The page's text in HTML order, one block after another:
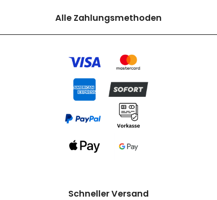
Alle Zahlungsmethoden
Schneller Versand